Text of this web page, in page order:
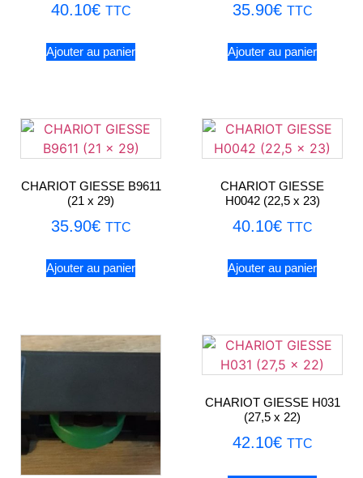
40.10€ TTC
Ajouter au panier
35.90€ TTC
Ajouter au panier
CHARIOT GIESSE B9611
(21 x 29)
35.90€ TTC
Ajouter au panier
CHARIOT GIESSE
H0042 (22,5 x 23)
40.10€ TTC
Ajouter au panier
CHARIOT GIESSE H031
(27,5 x 22)
42.10€ TTC